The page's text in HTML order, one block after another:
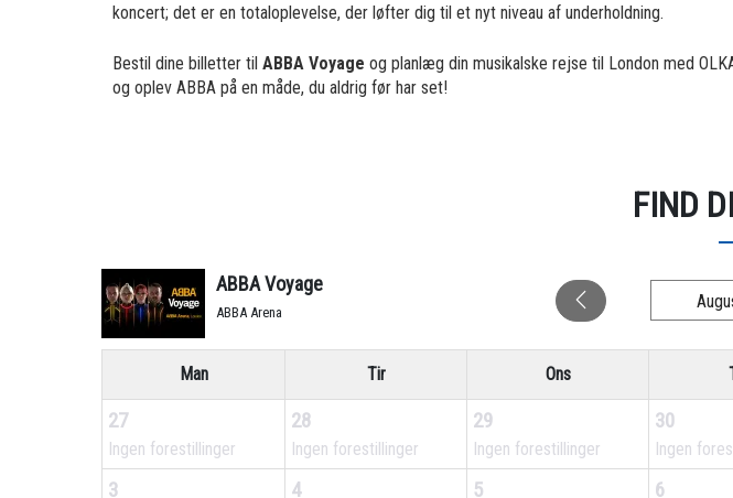
koncert; det er en totaloplevelse, der løfter dig til et nyt niveau af underholdning.
Bestil dine billetter til ABBA Voyage og planlæg din musikalske rejse til London med
og oplev ABBA på en måde, du aldrig før har set!